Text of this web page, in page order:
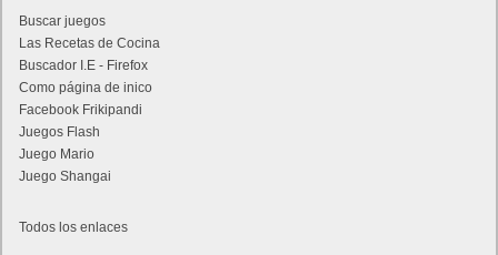
Buscar juegos
Las Recetas de Cocina
Buscador I.E - Firefox
Como página de inico
Facebook Frikipandi
Juegos Flash
Juego Mario
Juego Shangai
Todos los enlaces